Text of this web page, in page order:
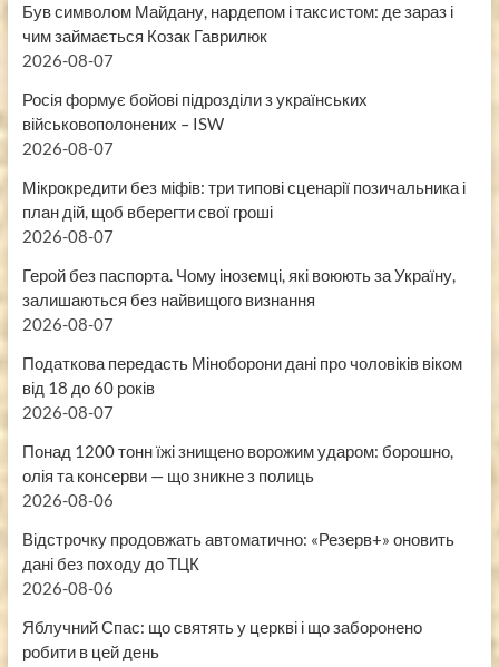
Був символом Майдану, нардепом і таксистом: де зараз і
чим займається Козак Гаврилюк
2026-08-07
Росія формує бойові підрозділи з українських
військовополонених – ISW
2026-08-07
Мікрокредити без міфів: три типові сценарії позичальника і
план дій, щоб вберегти свої гроші
2026-08-07
Герой без паспорта. Чому іноземці, які воюють за Україну,
залишаються без найвищого визнання
2026-08-07
Податкова передасть Міноборони дані про чоловіків віком
від 18 до 60 років
2026-08-07
Понад 1200 тонн їжі знищено ворожим ударом: борошно,
олія та консерви — що зникне з полиць
2026-08-06
Відстрочку продовжать автоматично: «Резерв+» оновить
дані без походу до ТЦК
2026-08-06
Яблучний Спас: що святять у церкві і що заборонено
робити в цей день